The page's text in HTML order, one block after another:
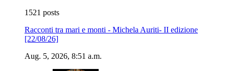
1521 posts
Racconti tra mari e monti - Michela Auriti- II edizione
[22/08/26]
Aug. 5, 2026, 8:51 a.m.